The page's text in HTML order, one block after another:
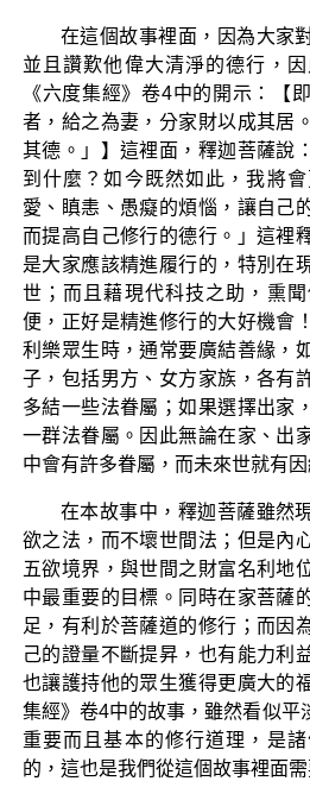
在這個故事裡面，因為大家
並且讚歎他偉大清淨的德行，
《六度集經》卷4中的開示：【
者，給之為妻，分家財以成其居
其德。」】這裡面，釋迦菩薩說
到什麼？如今既然如此，我將
愛、瞋恚、愚癡的煩惱，讓自己
而提高自己修行的德行。」這裡
是大家應該精進履行的，特別在
世；而且藉現代科技之助，熏
便，正好是精進修行的大好機會
利樂眾生時，通常要廣結善緣，
子，包括男方、女方家族，各有
多結一些法眷屬；如果選擇出家
一群法眷屬。因此無論在家、出
中會有許多眷屬，而未來世就有
在本故事中，釋迦菩薩雖然
欲之法，而不壞世間法；但是內
五欲境界，與世間之財富名利地
中最重要的目標。同時在家菩薩
足，有利於菩薩道的修行；而因
己的證量不斷提昇，也有能力利
也讓護持他的眾生獲得更廣大的
集經》卷4中的故事，雖然看似平
重要而且基本的修行道理，是
的，這也是我們從這個故事裡面需